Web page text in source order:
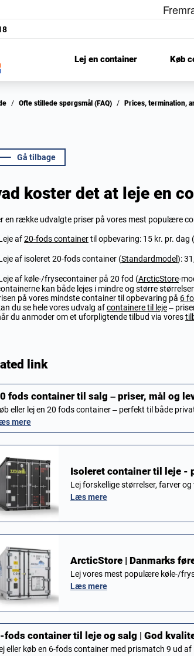
Lej en container Køb
/ Ofte stillede spørgsmål (FAQ) / Prices, termination,
Gå tilbage
koster det at leje en
en række udvalgte priser på vores mest populære
af20-fods containertil opbevaring: 15 kr. pr. dag
af isoleret 20-fods container (Standardmodel):
af køle-/frysecontainer på 20 fod (ArcticStore-
kan både lejes i mindre og større
på vores mindste container til opbevaring på 6
du se hele vores udvalg afcontainere til leje–
du anmoder om et uforpligtende tilbud via vores
link
fods container til salg – priser, mål og
eller lej en 20 fods container – perfekt til både
mere
Isoleret container til leje -
Lej forskellige størrelser, farver
Læs mere
ArcticStore | Danmarks
Lej vores mest populære køle-/
Læs mere
fods container til leje og salg | God
eller køb en 6-fods container med prismatch 9 ud af